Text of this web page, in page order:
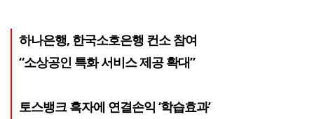
하나은행, 한국소호은행 컨소 참여
“소상공인 특화 서비스 제공 확대”
토스뱅크 흑자에 연결손익 ‘학습효과’